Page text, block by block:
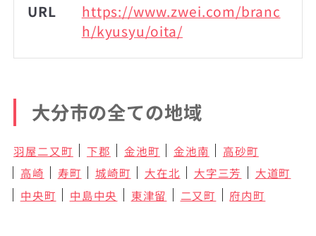
URL
https://www.zwei.com/branc
h/kyusyu/oita/
大分市の全ての地域
羽屋二又町 下郡 金池町 金池南
高砂町
高崎
寿町 城崎町 大在北 大字三芳
大道町
中央町
中島中央 東津留 二又町 府内町